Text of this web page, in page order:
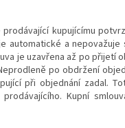
kupujícímu
automatické a
je uzavřena až po přijetí
po obdržení
při objednání zadal.
Kupní